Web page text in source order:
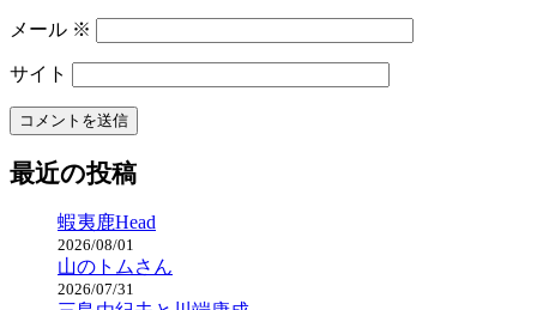
メール ※
サイト
最近の投稿
蝦夷鹿Head
2026/08/01
山のトムさん
2026/07/31